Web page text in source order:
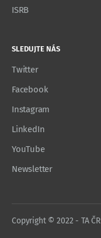
ISRB
SLEDUJTE NÁS
Twitter
Facebook
Instagram
LinkedIn
YouTube
Newsletter
Copyright © 2022 - TA ČR